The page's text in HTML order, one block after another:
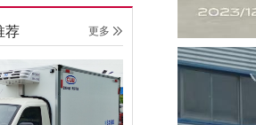
荐 更多 